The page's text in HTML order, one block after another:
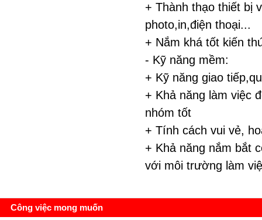
+ Thành thạo thiết bị
photo,in,điện thoại...
+ Nắm khá tốt kiến
- Kỹ năng mềm:
+ Kỹ năng giao
+ Khả năng làm việc
nhóm tốt
+ Tính cách vui vẻ,
+ Khả năng nắm bắt
với môi trường làm
Công việc mong muốn